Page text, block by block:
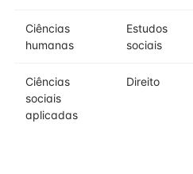
Ciências
humanas
Estudos
sociais
Ciências
sociais
aplicadas
Direito